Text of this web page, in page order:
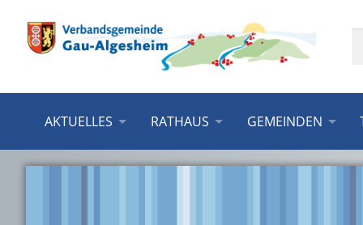
AKTUELLES RATHAUS GEMEINDEN